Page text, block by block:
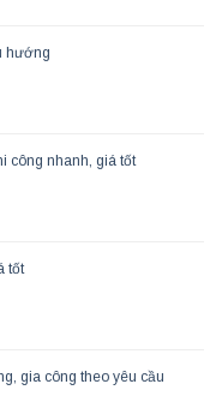
hướng
công nhanh, giá tốt
tốt
gia công theo yêu cầu